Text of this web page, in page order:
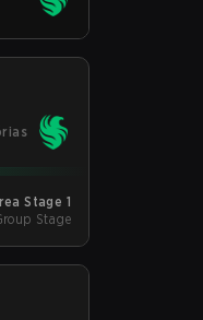
Stage 1
Stage